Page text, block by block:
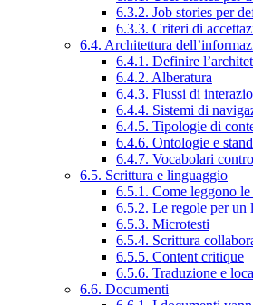
6.3.2. Job stories per
6.3.3. Criteri di
6.4. Architettura
6.4.1. Definire
6.4.2. Alberatura
6.4.3. Flussi di
6.4.4. Sistemi di
6.4.5. Tipologie di
6.4.6. Ontologie e
6.4.7. Vocabolari
6.5. Scrittura e linguaggio
6.5.1. Come leggono
6.5.2. Le regole per un
6.5.3. Microtesti
6.5.4. Scrittura
6.5.5. Content critique
6.5.6. Traduzione e
6.6. Documenti